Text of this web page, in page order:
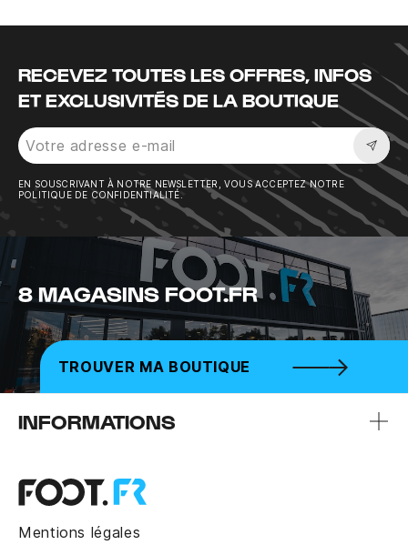
RECEVEZ TOUTES LES OFFRES, INFOS
ET EXCLUSIVITÉS DE LA BOUTIQUE
EN SOUSCRIVANT À NOTRE NEWSLETTER, VOUS ACCEPTEZ NOTRE
POLITIQUE DE CONFIDENTIALITÉ.
8 MAGASINS FOOT.FR
TROUVER MA BOUTIQUE
INFORMATIONS
Mentions légales